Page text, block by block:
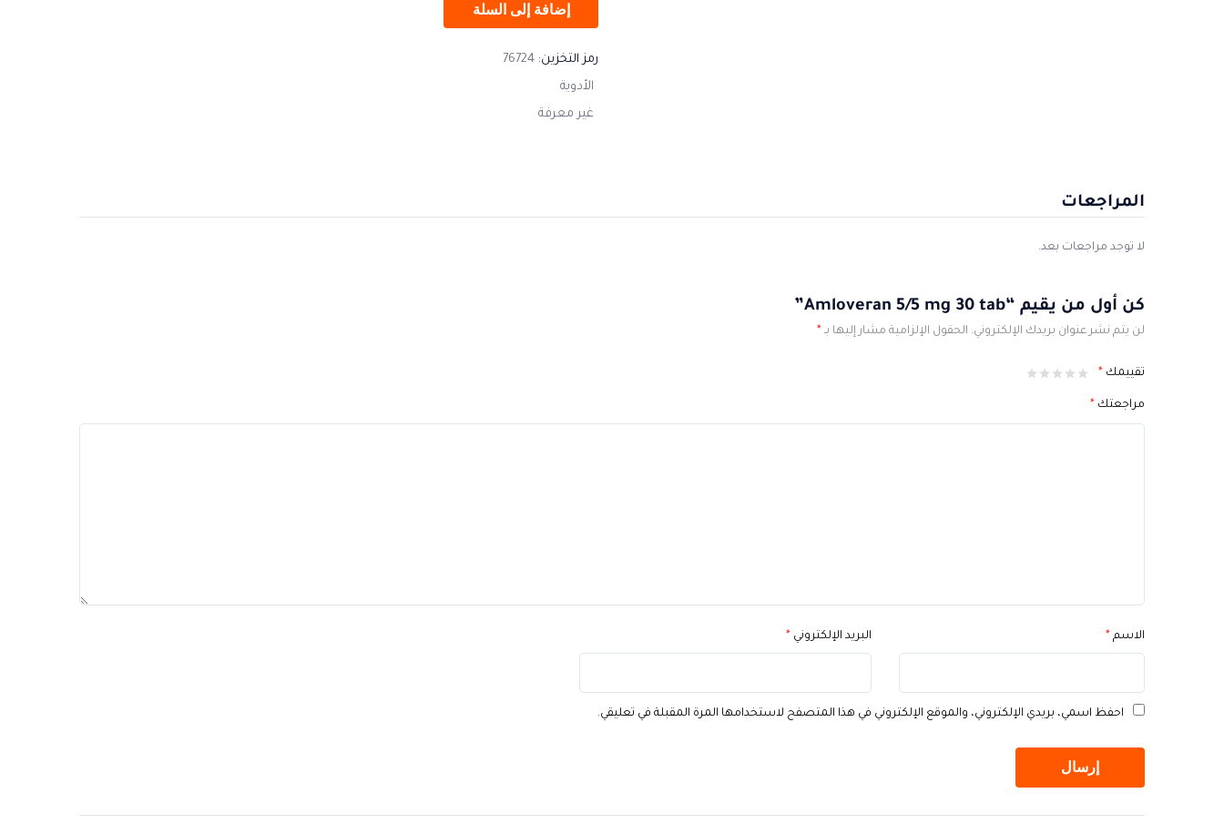
إضافة إلى السلة
رمز التخزين: 76724
الأدوية
غير معرفة
المراجعات
لا توجد مراجعات بعد.
كن أول من يقيم “Amloveran 5/5 mg 30 tab”
لن يتم نشر عنوان بريدك الإلكتروني. الحقول الإلزامية مشار إليها بـ *
تقييمك *
مراجعتك *
الاسم * البريد الإلكتروني *
احفظ اسمي، بريدي الإلكتروني، والموقع الإلكتروني في هذا المتصفح لاستخدامها المرة المقبلة في تعليقي.